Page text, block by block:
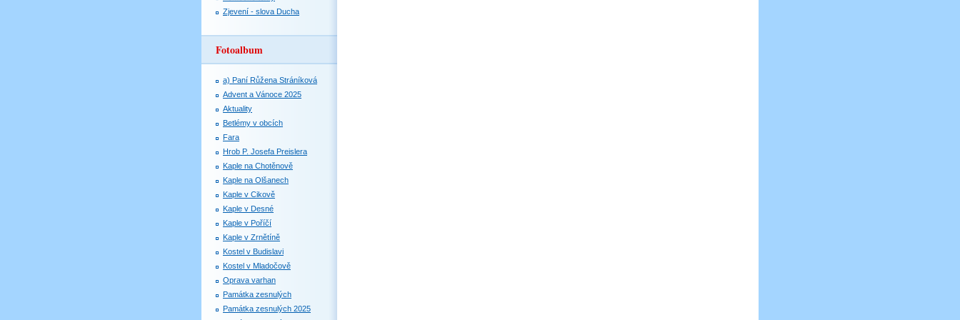
Zjevení - slova Ducha
Fotoalbum
a) Paní Růžena Stráníková
Advent a Vánoce 2025
Aktuality
Betlémy v obcích
Fara
Hrob P. Josefa Preislera
Kaple na Chotěnově
Kaple na Olšanech
Kaple v Cikově
Kaple v Desné
Kaple v Poříčí
Kaple v Zrnětíně
Kostel v Budislavi
Kostel v Mladočově
Oprava varhan
Památka zesnulých
Památka zesnulých 2025